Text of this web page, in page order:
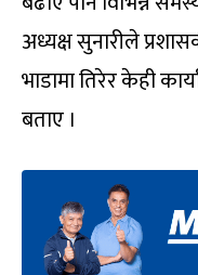
अध्यक्ष सुनारीले
भाडामा तिरेर केही
बताए ।